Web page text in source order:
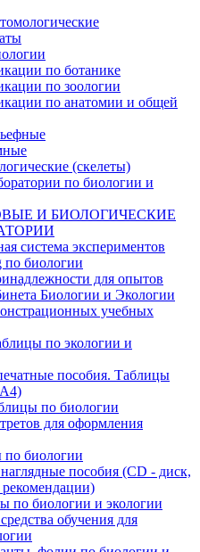
по ботанике
по зоологии
по анатомии и общей
(скелеты)
по биологии и
И БИОЛОГИЧЕСКИЕ
система экспериментов
по биологии
для опытов
Биологии и Экологии
учебных
по экологии и
пособия. Таблицы
по биологии
для оформления
биологии
пособия (CD - диск,
по биологии и экологии
обучения для